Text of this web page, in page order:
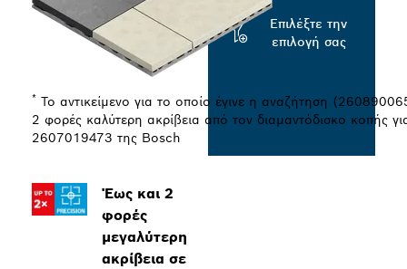
Έως και 2
φορές
μεγαλύτερη
ακρίβεια σε
* Το αντικείμενο για το οποίο έγινε η αναζήτηση
2 φορές καλύτερη ακρίβεια από τον διαμαντόδισκο κοπής
2607019473 της Bosch
Επιλέξτε την
επιλογή σας